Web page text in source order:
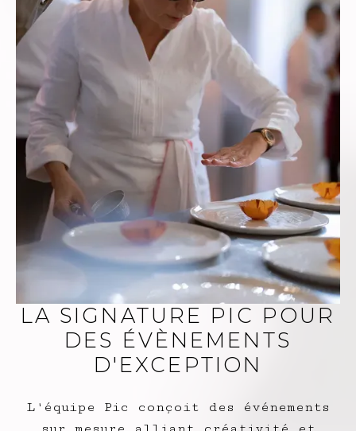
LA SIGNATURE PIC POUR
DES ÉVÈNEMENTS
D'EXCEPTION
L'équipe Pic conçoit des événements